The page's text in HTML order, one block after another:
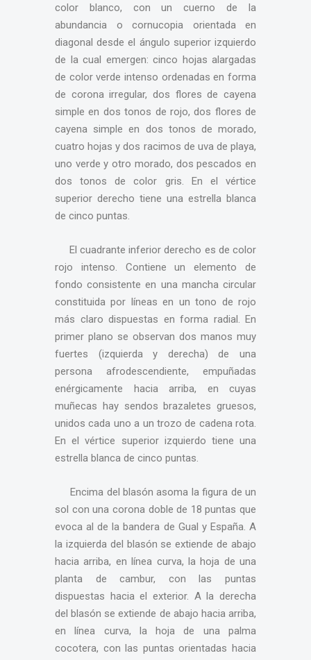
color blanco, con un cuerno de la
abundancia o cornucopia orientada en
diagonal desde el ángulo superior izquierdo
de la cual emergen: cinco hojas alargadas
de color verde intenso ordenadas en forma
de corona irregular, dos flores de cayena
simple en dos tonos de rojo, dos flores de
cayena simple en dos tonos de morado,
cuatro hojas y dos racimos de uva de playa,
uno verde y otro morado, dos pescados en
dos tonos de color gris. En el vértice
superior derecho tiene una estrella blanca
de cinco puntas.
El cuadrante inferior derecho es de color
rojo intenso. Contiene un elemento de
fondo consistente en una mancha circular
constituida por líneas en un tono de rojo
más claro dispuestas en forma radial. En
primer plano se observan dos manos muy
fuertes (izquierda y derecha) de una
persona afrodescendiente, empuñadas
enérgicamente hacia arriba, en cuyas
muñecas hay sendos brazaletes gruesos,
unidos cada uno a un trozo de cadena rota.
En el vértice superior izquierdo tiene una
estrella blanca de cinco puntas.
Encima del blasón asoma la figura de un
sol con una corona doble de 18 puntas que
evoca al de la bandera de Gual y España. A
la izquierda del blasón se extiende de abajo
hacia arriba, en línea curva, la hoja de una
planta de cambur, con las puntas
dispuestas hacia el exterior. A la derecha
del blasón se extiende de abajo hacia arriba,
en línea curva, la hoja de una palma
cocotera, con las puntas orientadas hacia